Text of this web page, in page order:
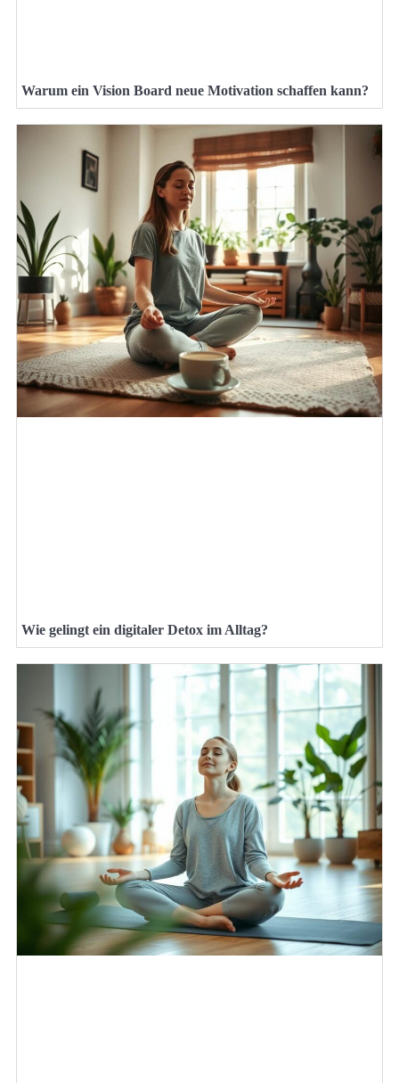
Warum ein Vision Board neue Motivation schaffen kann?
Wie gelingt ein digitaler Detox im Alltag?